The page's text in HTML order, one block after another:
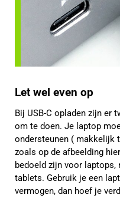
Let wel even op
Bij USB-C opladen zijn er
om te doen. Je laptop
ondersteunen ( makkelijk
zoals op de afbeelding
bedoeld zijn voor
tablets. Gebruik je een
vermogen, dan hoef je